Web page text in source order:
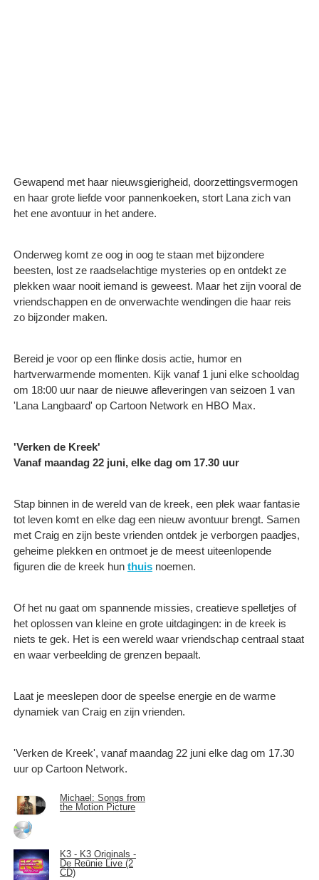
Gewapend met haar nieuwsgierigheid, doorzettingsvermogen
en haar grote liefde voor pannenkoeken, stort Lana zich van
het ene avontuur in het andere.
Onderweg komt ze oog in oog te staan met bijzondere
beesten, lost ze raadselachtige mysteries op en ontdekt ze
plekken waar nooit iemand is geweest. Maar het zijn vooral de
vriendschappen en de onverwachte wendingen die haar reis
zo bijzonder maken.
Bereid je voor op een flinke dosis actie, humor en
hartverwarmende momenten. Kijk vanaf 1 juni elke schooldag
om 18:00 uur naar de nieuwe afleveringen van seizoen 1 van
'Lana Langbaard' op Cartoon Network en HBO Max.
'Verken de Kreek'
Vanaf maandag 22 juni, elke dag om 17.30 uur
Stap binnen in de wereld van de kreek, een plek waar fantasie
tot leven komt en elke dag een nieuw avontuur brengt. Samen
met Craig en zijn beste vrienden ontdek je verborgen paadjes,
geheime plekken en ontmoet je de meest uiteenlopende
figuren die de kreek hun thuis noemen.
Of het nu gaat om spannende missies, creatieve spelletjes of
het oplossen van kleine en grote uitdagingen: in de kreek is
niets te gek. Het is een wereld waar vriendschap centraal staat
en waar verbeelding de grenzen bepaalt.
Laat je meeslepen door de speelse energie en de warme
dynamiek van Craig en zijn vrienden.
'Verken de Kreek', vanaf maandag 22 juni elke dag om 17.30
uur op Cartoon Network.
Michael: Songs from
the Motion Picture
K3 - K3 Originals -
De Reünie Live (2
CD)